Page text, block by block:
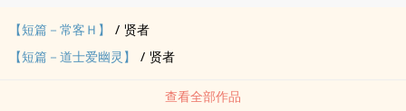
【短篇－常客Ｈ】 / 贤者
【短篇－道士爱幽灵】
/ 贤者
查看全部作品